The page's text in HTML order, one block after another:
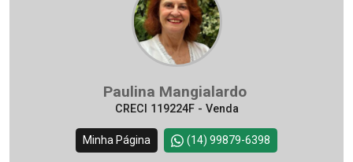
Paulina Mangialardo
CRECI 119224F - Venda
Minha Página (14) 99879-6398